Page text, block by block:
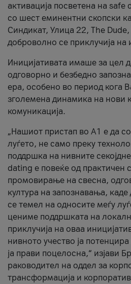
активација посветена на
со шест еминентни скопски
Синдикат, Улица 22, The
доброволно се приклучија на
Иницијативата имаше за цел
одговорно и безбедно
ера, особено во период кога
зголемена динамика на нови
комуникација.
„Нашиот пристап во А1 е да
луѓето, не само преку
поддршка на нивните
dating е повеќе од практичен
промовирање на свесна,
култура на запознавања, каде
се темел на односите меѓу
цениме поддршката на
приклучија на оваа
нивното учество ја
ја прави поцелосна,“ изјави
раководител на оддел за
трансформација и